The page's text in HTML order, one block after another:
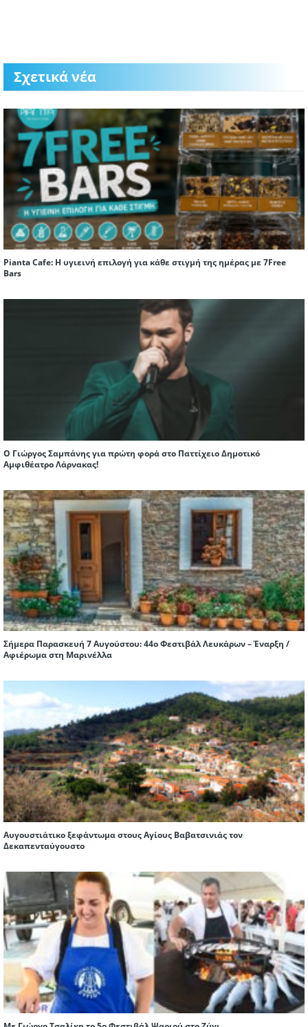
Σχετικά νέα
Pianta Cafe: Η υγιεινή επιλογή για κάθε στιγμή της ημέρας με 7Free
Bars
Ο Γιώργος Σαμπάνης για πρώτη φορά στο Παττίχειο Δημοτικό
Αμφιθέατρο Λάρνακας!
Σήμερα Παρασκευή 7 Αυγούστου: 44ο Φεστιβάλ Λευκάρων – Έναρξη /
Αφιέρωμα στη Μαρινέλλα
Αυγουστιάτικο ξεφάντωμα στους Αγίους Βαβατσινιάς τον
Δεκαπενταύγουστο